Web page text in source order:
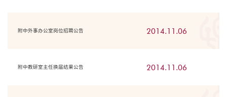
附中外事办公室岗位招聘公告 2014.11.06
附中教研室主任换届结果公告 2014.11.06